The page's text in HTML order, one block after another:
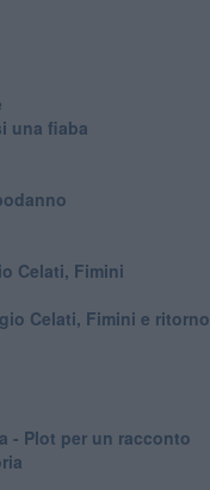
una fiaba
Celati, Fimini
Celati, Fimini e ritorno
- Plot per un racconto